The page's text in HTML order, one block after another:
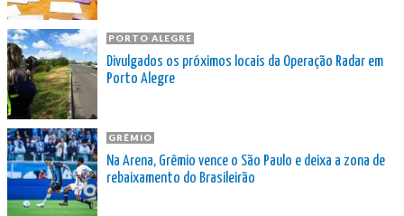
PORTO ALEGRE
Divulgados os próximos locais da Operação Radar em
Porto Alegre
GRÊMIO
Na Arena, Grêmio vence o São Paulo e deixa a zona de
rebaixamento do Brasileirão